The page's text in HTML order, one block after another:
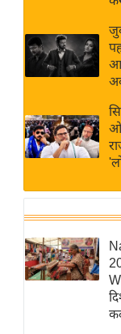
Hindi
Videos
IPL
2026
ई-पेपर
मिसाल
यंग
ऑटो
न्यूज
बॉलीवुड